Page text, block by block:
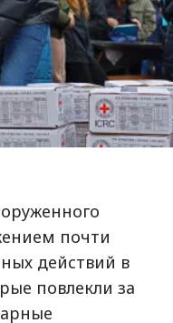
почти
действий в
повлекли за